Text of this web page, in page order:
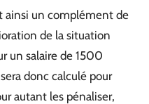
ainsi un complément de
de la situation
un salaire de 1500
donc calculé pour
autant les pénaliser,